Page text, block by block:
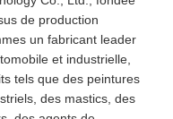
de production
un fabricant leader
et industrielle,
tels que des peintures
des mastics, des